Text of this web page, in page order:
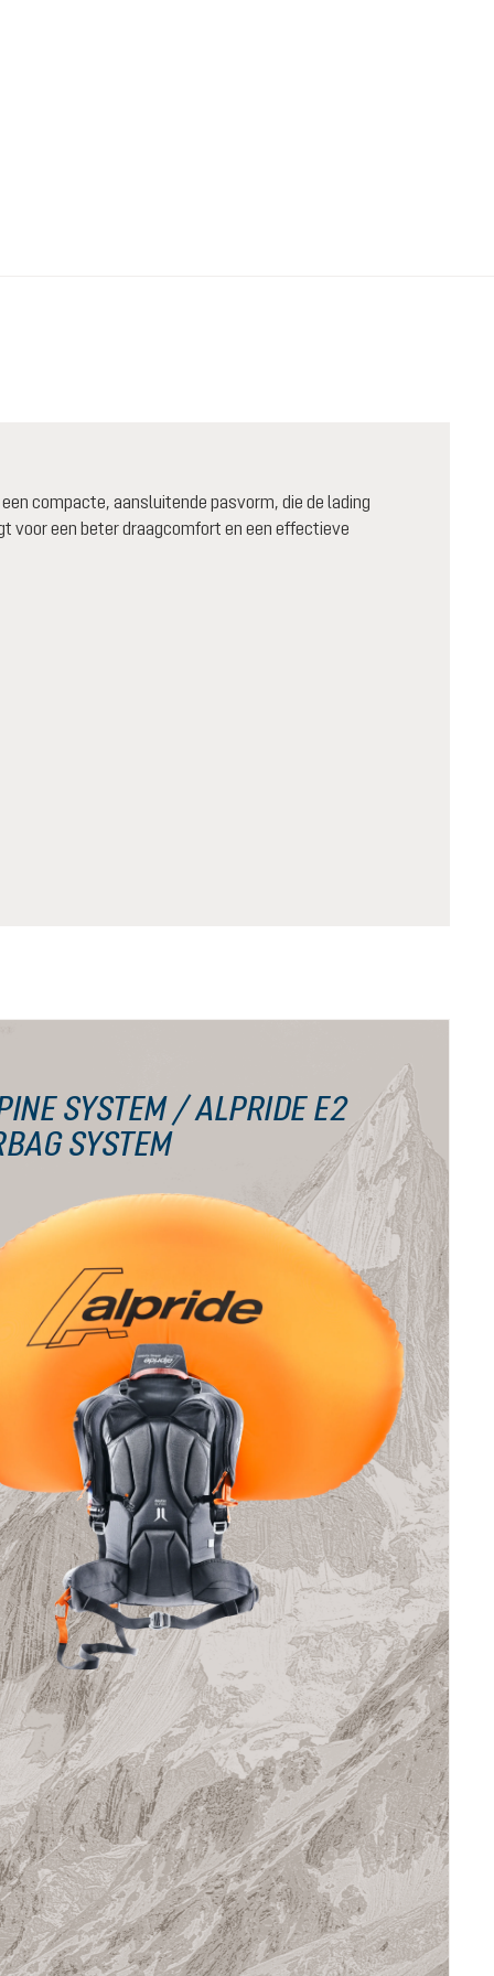
compacte, aansluitende pasvorm, die de lading
voor een beter draagcomfort en een effectieve
SYSTEM / ALPRIDE E2
SYSTEM